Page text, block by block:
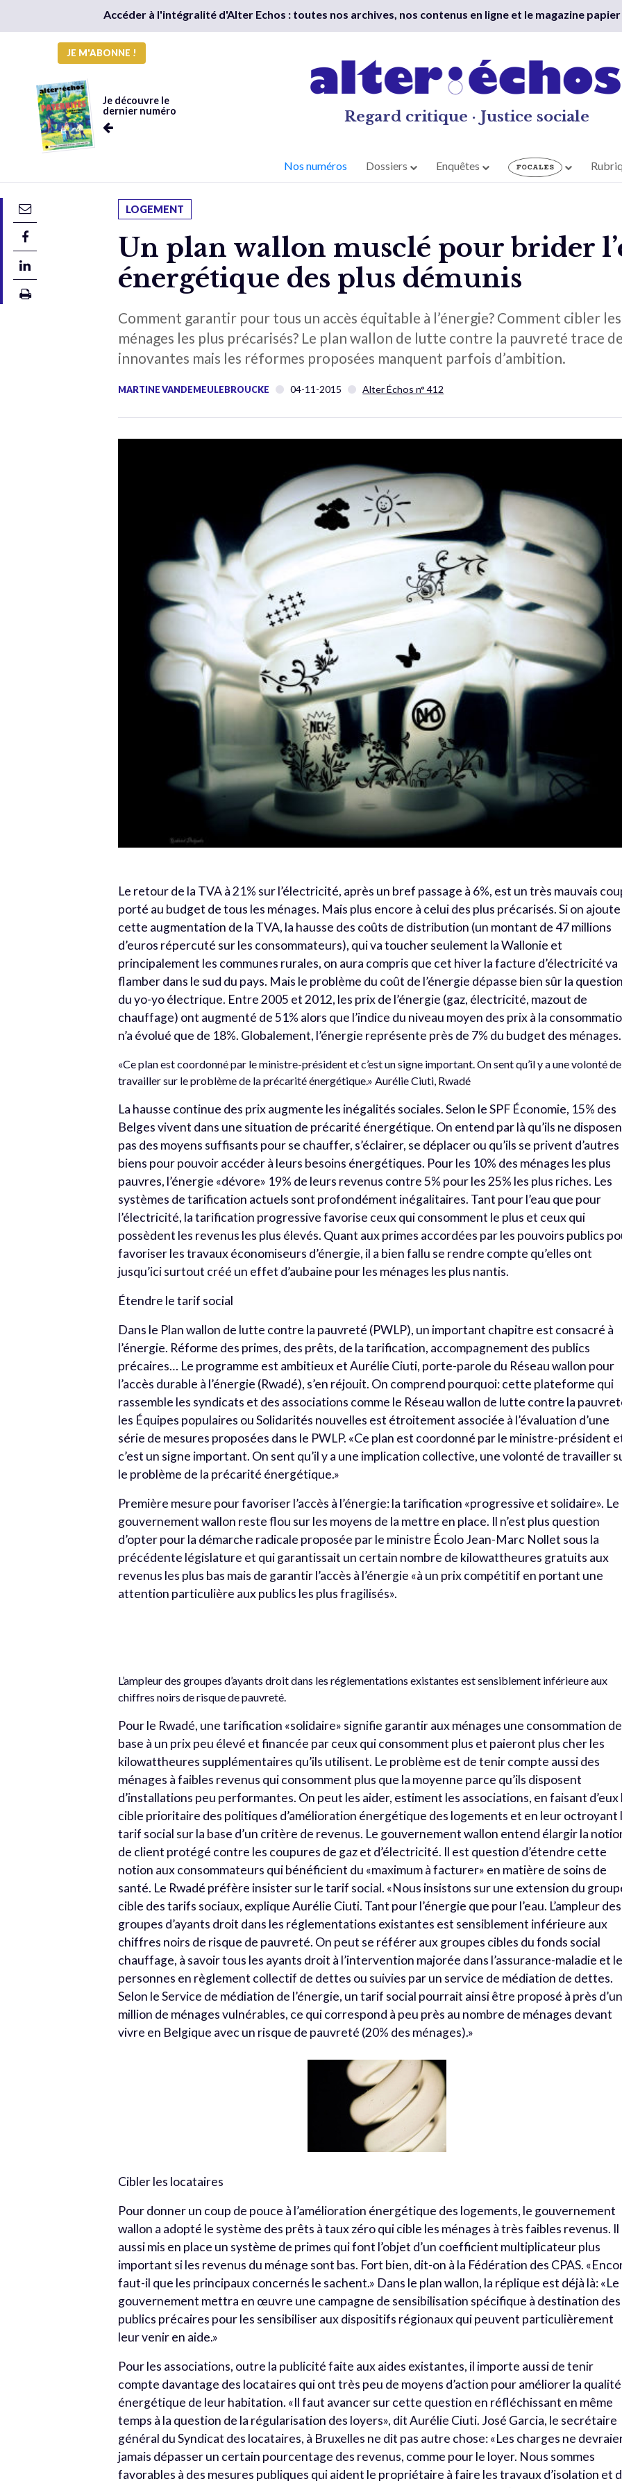
Accéder à l'intégralité d'Alter Echos : toutes nos archives, nos contenus en ligne et le magazine
JE M'ABONNE !
Je découvre le
dernier numéro
Regard critique · Justice sociale
Nos numéros Dossiers Enquêtes
LOGEMENT
Un plan wallon musclé pour brider
énergétique des plus démunis
Comment garantir pour tous un accès équitable à l’énergie? Comment cibler
ménages les plus précarisés? Le plan wallon de lutte contre la pauvreté trace
innovantes mais les réformes proposées manquent parfois d’ambition.
MARTINE VANDEMEULEBROUCKE 04-11-2015 Alter Échos n° 412
Le retour de la TVA à 21% sur l’électricité, après un bref passage à 6%, est un très mauvais
porté au budget de tous les ménages. Mais plus encore à celui des plus précarisés. Si on ajoute
cette augmentation de la TVA, la hausse des coûts de distribution (un montant de 47 millions
d’euros répercuté sur les consommateurs), qui va toucher seulement la Wallonie et
principalement les communes rurales, on aura compris que cet hiver la facture d’électricité va
flamber dans le sud du pays. Mais le problème du coût de l’énergie dépasse bien sûr la
du yo-yo électrique. Entre 2005 et 2012, les prix de l’énergie (gaz, électricité, mazout de
chauffage) ont augmenté de 51% alors que l’indice du niveau moyen des prix à la
n’a évolué que de 18%. Globalement, l’énergie représente près de 7% du budget des ménages.
«Ce plan est coordonné par le ministre-président et c’est un signe important. On sent qu’il y a une volonté de
travailler sur le problème de la précarité énergétique.» Aurélie Ciuti, Rwadé
La hausse continue des prix augmente les inégalités sociales. Selon le SPF Économie, 15% des
Belges vivent dans une situation de précarité énergétique. On entend par là qu’ils ne
pas des moyens suffisants pour se chauffer, s’éclairer, se déplacer ou qu’ils se privent d’autres
biens pour pouvoir accéder à leurs besoins énergétiques. Pour les 10% des ménages les plus
pauvres, l’énergie «dévore» 19% de leurs revenus contre 5% pour les 25% les plus riches. Les
systèmes de tarification actuels sont profondément inégalitaires. Tant pour l’eau que pour
l’électricité, la tarification progressive favorise ceux qui consomment le plus et ceux qui
possèdent les revenus les plus élevés. Quant aux primes accordées par les pouvoirs publics
favoriser les travaux économiseurs d’énergie, il a bien fallu se rendre compte qu’elles ont
jusqu’ici surtout créé un effet d’aubaine pour les ménages les plus nantis.
Étendre le tarif social
Dans le Plan wallon de lutte contre la pauvreté (PWLP), un important chapitre est consacré à
l’énergie. Réforme des primes, des prêts, de la tarification, accompagnement des publics
précaires… Le programme est ambitieux et Aurélie Ciuti, porte-parole du Réseau wallon pour
l’accès durable à l’énergie (Rwadé), s’en réjouit. On comprend pourquoi: cette plateforme qui
rassemble les syndicats et des associations comme le Réseau wallon de lutte contre la
les Équipes populaires ou Solidarités nouvelles est étroitement associée à l’évaluation d’une
série de mesures proposées dans le PWLP. «Ce plan est coordonné par le ministre-président
c’est un signe important. On sent qu’il y a une implication collective, une volonté de travailler
le problème de la précarité énergétique.»
Première mesure pour favoriser l’accès à l’énergie: la tarification «progressive et solidaire». Le
gouvernement wallon reste flou sur les moyens de la mettre en place. Il n’est plus question
d’opter pour la démarche radicale proposée par le ministre Écolo Jean-Marc Nollet sous la
précédente législature et qui garantissait un certain nombre de kilowattheures gratuits aux
revenus les plus bas mais de garantir l’accès à l’énergie «à un prix compétitif en portant une
attention particulière aux publics les plus fragilisés».
L’ampleur des groupes d’ayants droit dans les réglementations existantes est sensiblement inférieure aux
chiffres noirs de risque de pauvreté.
Pour le Rwadé, une tarification «solidaire» signifie garantir aux ménages une consommation de
base à un prix peu élevé et financée par ceux qui consomment plus et paieront plus cher les
kilowattheures supplémentaires qu’ils utilisent. Le problème est de tenir compte aussi des
ménages à faibles revenus qui consomment plus que la moyenne parce qu’ils disposent
d’installations peu performantes. On peut les aider, estiment les associations, en faisant d’eux
cible prioritaire des politiques d’amélioration énergétique des logements et en leur octroyant
tarif social sur la base d’un critère de revenus. Le gouvernement wallon entend élargir la
de client protégé contre les coupures de gaz et d’électricité. Il est question d’étendre cette
notion aux consommateurs qui bénéficient du «maximum à facturer» en matière de soins de
santé. Le Rwadé préfère insister sur le tarif social. «Nous insistons sur une extension du
cible des tarifs sociaux, explique Aurélie Ciuti. Tant pour l’énergie que pour l’eau. L’ampleur des
groupes d’ayants droit dans les réglementations existantes est sensiblement inférieure aux
chiffres noirs de risque de pauvreté. On peut se référer aux groupes cibles du fonds social
chauffage, à savoir tous les ayants droit à l’intervention majorée dans l’assurance-maladie et
personnes en règlement collectif de dettes ou suivies par un service de médiation de dettes.
Selon le Service de médiation de l’énergie, un tarif social pourrait ainsi être proposé à près
million de ménages vulnérables, ce qui correspond à peu près au nombre de ménages devant
vivre en Belgique avec un risque de pauvreté (20% des ménages).»
Cibler les locataires
Pour donner un coup de pouce à l’amélioration énergétique des logements, le gouvernement
wallon a adopté le système des prêts à taux zéro qui cible les ménages à très faibles revenus. Il
aussi mis en place un système de primes qui font l’objet d’un coefficient multiplicateur plus
important si les revenus du ménage sont bas. Fort bien, dit-on à la Fédération des CPAS.
faut-il que les principaux concernés le sachent.» Dans le plan wallon, la réplique est déjà là: «Le
gouvernement mettra en œuvre une campagne de sensibilisation spécifique à destination des
publics précaires pour les sensibiliser aux dispositifs régionaux qui peuvent particulièrement
leur venir en aide.»
Pour les associations, outre la publicité faite aux aides existantes, il importe aussi de tenir
compte davantage des locataires qui ont très peu de moyens d’action pour améliorer la qualité
énergétique de leur habitation. «Il faut avancer sur cette question en réfléchissant en même
temps à la question de la régularisation des loyers», dit Aurélie Ciuti. José Garcia, le secrétaire
général du Syndicat des locataires, à Bruxelles ne dit pas autre chose: «Les charges ne
jamais dépasser un certain pourcentage des revenus, comme pour le loyer. Nous sommes
favorables à des mesures publiques qui aident le propriétaire à faire les travaux d’isolation et